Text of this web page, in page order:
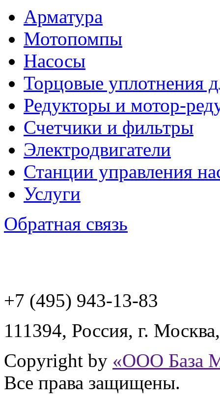
Арматура
Мотопомпы
Насосы
Торцовые уплотнения
Редукторы и мотор-
Счетчики и фильтры
Электродвигатели
Станции управления
Услуги
Обратная связь
+7 (495) 943-13-83
111394, Россия, г. Москва
Copyright by «ООО База
Все права защищены.